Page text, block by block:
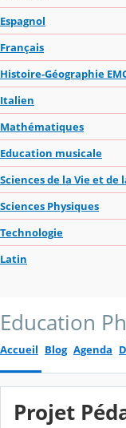
Espagnol
Français
Histoire-Géographie
Italien
Mathématiques
Education musicale
Sciences de la Vie et de
Sciences Physiques
Technologie
Latin
Education
Accueil Blog Agenda
Projet